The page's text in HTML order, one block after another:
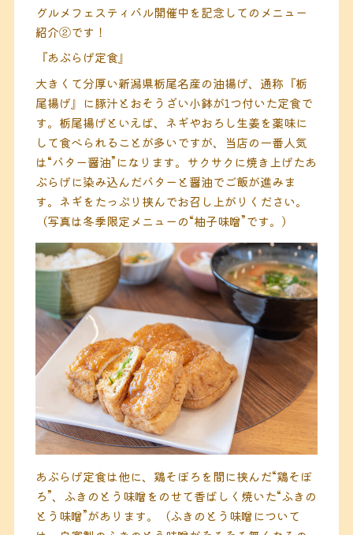
グルメフェスティバル開催中を記念してのメニュー
紹介②です！
『あぶらげ定食』
大きくて分厚い新潟県栃尾名産の油揚げ、通称『栃
尾揚げ』に豚汁とおそうざい小鉢が1つ付いた定食で
す。栃尾揚げといえば、ネギやおろし生姜を薬味に
して食べられることが多いですが、当店の一番人気
は“バター醤油”になります。サクサクに焼き上げたあ
ぶらげに染み込んだバターと醤油でご飯が進みま
す。ネギをたっぷり挟んでお召し上がりください。
（写真は冬季限定メニューの“柚子味噌”です。）
あぶらげ定食は他に、鶏そぼろを間に挟んだ“鶏そぼ
ろ”、ふきのとう味噌をのせて香ばしく焼いた“ふきの
とう味噌”があります。（ふきのとう味噌について